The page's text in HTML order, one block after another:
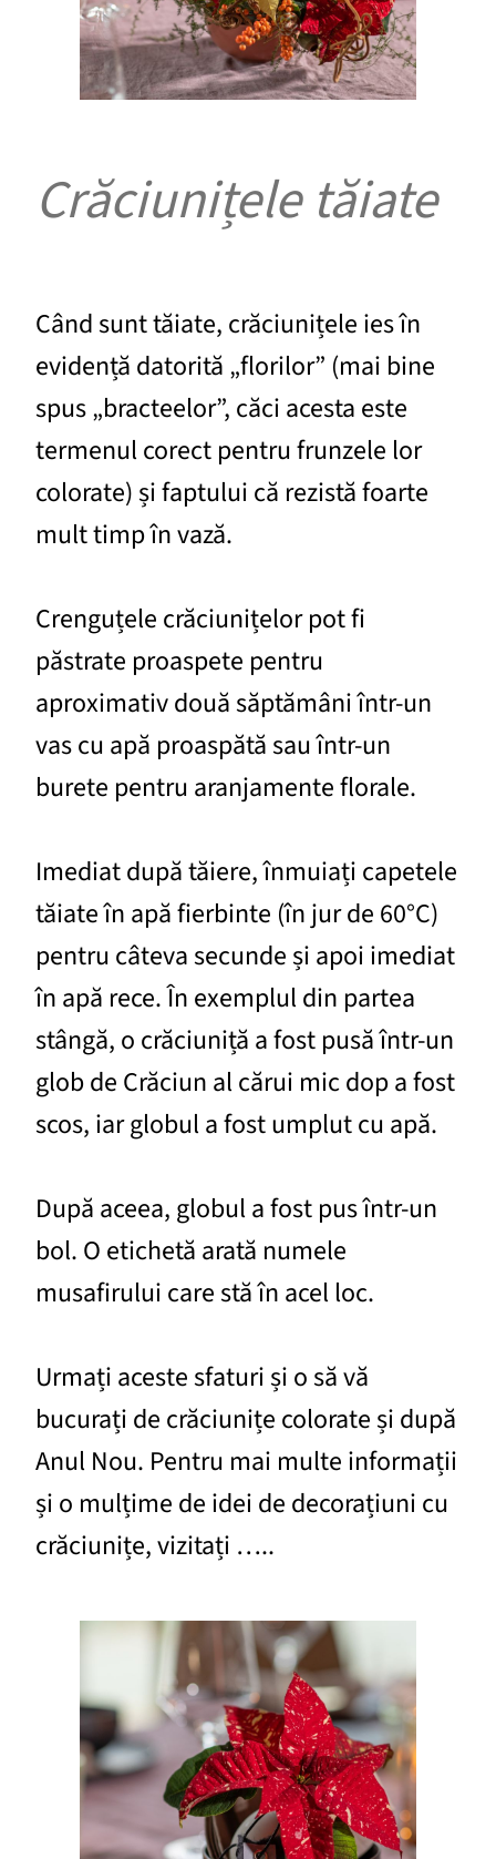
Crăciunițele tăiate
Când sunt tăiate, crăciunițele ies în
evidență datorită „florilor” (mai bine
spus „bracteelor”, căci acesta este
termenul corect pentru frunzele lor
colorate) și faptului că rezistă foarte
mult timp în vază.
Crenguțele crăciunițelor pot fi
păstrate proaspete pentru
aproximativ două săptămâni într-un
vas cu apă proaspătă sau într-un
burete pentru aranjamente florale.
Imediat după tăiere, înmuiați capetele
tăiate în apă fierbinte (în jur de 60°C)
pentru câteva secunde și apoi imediat
în apă rece. În exemplul din partea
stângă, o crăciuniță a fost pusă într-un
glob de Crăciun al cărui mic dop a fost
scos, iar globul a fost umplut cu apă.
După aceea, globul a fost pus într-un
bol. O etichetă arată numele
musafirului care stă în acel loc.
Urmați aceste sfaturi și o să vă
bucurați de crăciunițe colorate și după
Anul Nou. Pentru mai multe informații
și o mulțime de idei de decorațiuni cu
crăciunițe, vizitați …..